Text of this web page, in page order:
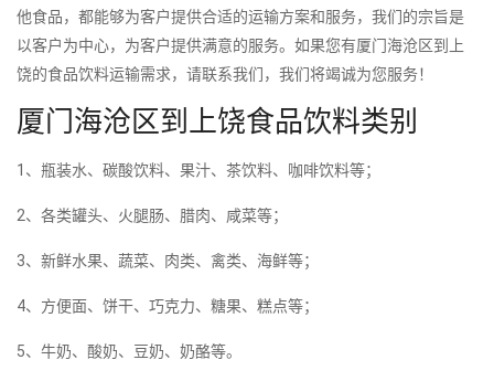
他食品，都能够为客户提供合适的运输方案和服务，我们的宗旨是
以客户为中心，为客户提供满意的服务。如果您有厦门海沧区到上
饶的食品饮料运输需求，请联系我们，我们将竭诚为您服务！
厦门海沧区到上饶食品饮料类别
1、瓶装水、碳酸饮料、果汁、茶饮料、咖啡饮料等；
2、各类罐头、火腿肠、腊肉、咸菜等；
3、新鲜水果、蔬菜、肉类、禽类、海鲜等；
4、方便面、饼干、巧克力、糖果、糕点等；
5、牛奶、酸奶、豆奶、奶酪等。